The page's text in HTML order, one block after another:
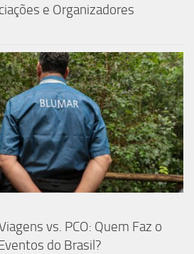
e Organizadores
vs. PCO: Quem Faz o
do Brasil?